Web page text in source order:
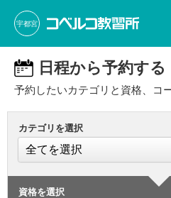
宇都宮
日程から予約する
予約したいカテゴリと資格、コ
カテゴリを選択
資格を選択